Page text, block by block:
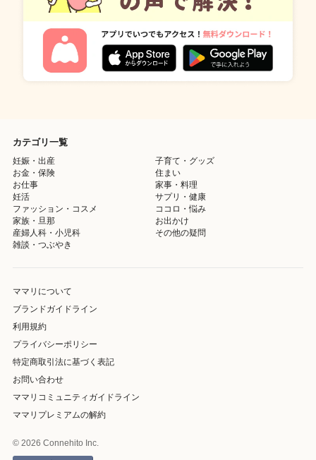
カテゴリ一覧
妊娠・出産
子育て・グッズ
お金・保険
住まい
お仕事
家事・料理
妊活
サプリ・健康
ファッション・コスメ
ココロ・悩み
家族・旦那
お出かけ
産婦人科・小児科
その他の疑問
雑談・つぶやき
ママリについて
ブランドガイドライン
利用規約
プライバシーポリシー
特定商取引法に基づく表記
お問い合わせ
ママリコミュニティガイドライン
ママリプレミアムの解約
© 2026 Connehito Inc.